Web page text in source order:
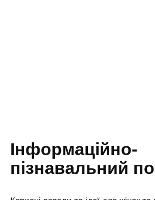
Інформаційно-
пізнавальний